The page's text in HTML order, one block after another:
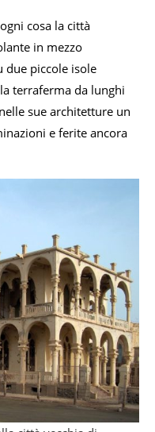
cosa la città
in mezzo
due piccole isole
terraferma da lunghi
sue architetture un
e ferite ancora